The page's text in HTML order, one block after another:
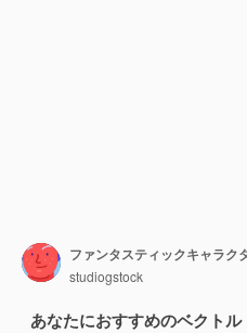
ファンタスティックキャラク
studiogstock
あなたにおすすめのベクトル